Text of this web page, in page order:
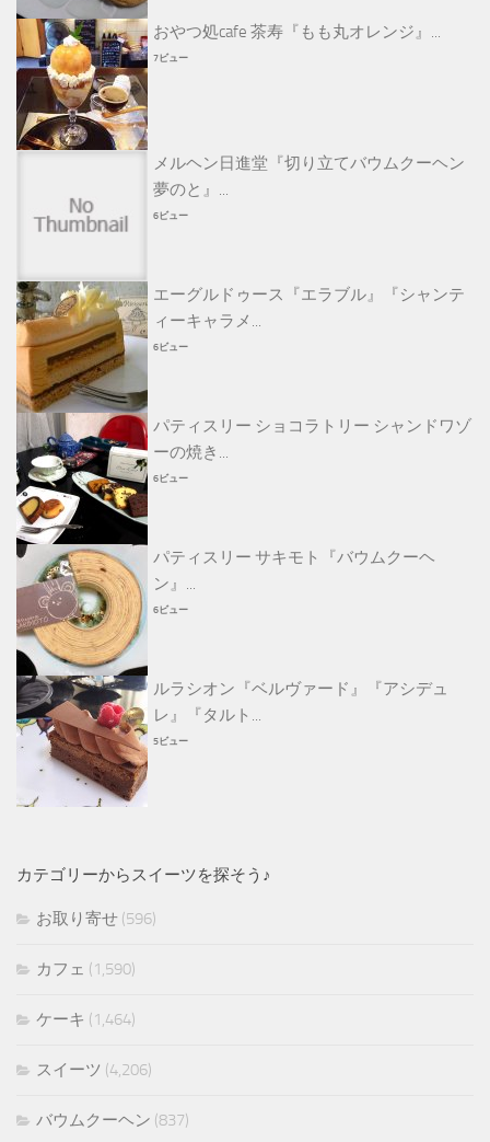
おやつ処cafe 茶寿『もも丸オレンジ』...
7ビュー
メルヘン日進堂『切り立てバウムクーヘン
夢のと』...
6ビュー
エーグルドゥース『エラブル』『シャンテ
ィーキャラメ...
6ビュー
パティスリー ショコラトリー シャンドワゾ
ーの焼き...
6ビュー
パティスリー サキモト『バウムクーヘ
ン』...
6ビュー
ルラシオン『ベルヴァード』『アシデュ
レ』『タルト...
5ビュー
カテゴリーからスイーツを探そう♪
お取り寄せ (596)
カフェ (1,590)
ケーキ (1,464)
スイーツ (4,206)
バウムクーヘン (837)